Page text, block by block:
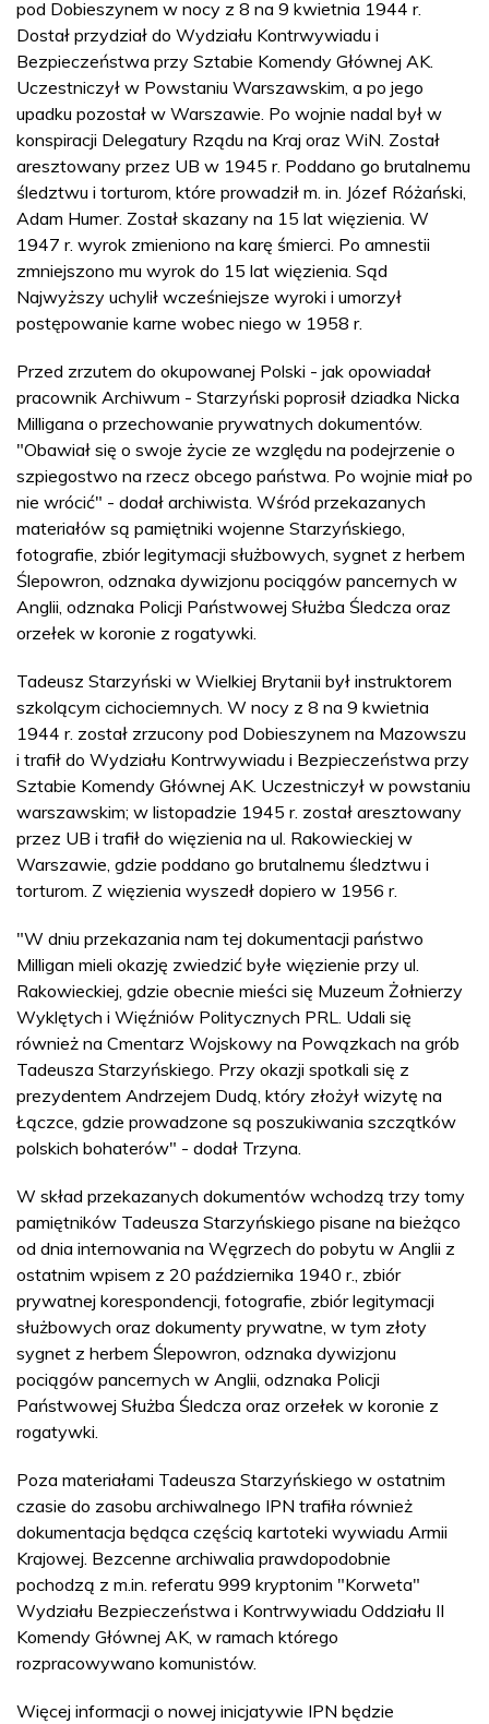
pod Dobieszynem w nocy z 8 na 9 kwietnia 1944 r.
Dostał przydział do Wydziału Kontrwywiadu i
Bezpieczeństwa przy Sztabie Komendy Głównej AK.
Uczestniczył w Powstaniu Warszawskim, a po jego
upadku pozostał w Warszawie. Po wojnie nadal był w
konspiracji Delegatury Rządu na Kraj oraz WiN. Został
aresztowany przez UB w 1945 r. Poddano go brutalnemu
śledztwu i torturom, które prowadził m. in. Józef Różański,
Adam Humer. Został skazany na 15 lat więzienia. W
1947 r. wyrok zmieniono na karę śmierci. Po amnestii
zmniejszono mu wyrok do 15 lat więzienia. Sąd
Najwyższy uchylił wcześniejsze wyroki i umorzył
postępowanie karne wobec niego w 1958 r.
Przed zrzutem do okupowanej Polski - jak opowiadał
pracownik Archiwum - Starzyński poprosił dziadka Nicka
Milligana o przechowanie prywatnych dokumentów.
"Obawiał się o swoje życie ze względu na podejrzenie o
szpiegostwo na rzecz obcego państwa. Po wojnie miał po
nie wrócić" - dodał archiwista. Wśród przekazanych
materiałów są pamiętniki wojenne Starzyńskiego,
fotografie, zbiór legitymacji służbowych, sygnet z herbem
Ślepowron, odznaka dywizjonu pociągów pancernych w
Anglii, odznaka Policji Państwowej Służba Śledcza oraz
orzełek w koronie z rogatywki.
Tadeusz Starzyński w Wielkiej Brytanii był instruktorem
szkolącym cichociemnych. W nocy z 8 na 9 kwietnia
1944 r. został zrzucony pod Dobieszynem na Mazowszu
i trafił do Wydziału Kontrwywiadu i Bezpieczeństwa przy
Sztabie Komendy Głównej AK. Uczestniczył w powstaniu
warszawskim; w listopadzie 1945 r. został aresztowany
przez UB i trafił do więzienia na ul. Rakowieckiej w
Warszawie, gdzie poddano go brutalnemu śledztwu i
torturom. Z więzienia wyszedł dopiero w 1956 r.
"W dniu przekazania nam tej dokumentacji państwo
Milligan mieli okazję zwiedzić byłe więzienie przy ul.
Rakowieckiej, gdzie obecnie mieści się Muzeum Żołnierzy
Wyklętych i Więźniów Politycznych PRL. Udali się
również na Cmentarz Wojskowy na Powązkach na grób
Tadeusza Starzyńskiego. Przy okazji spotkali się z
prezydentem Andrzejem Dudą, który złożył wizytę na
Łączce, gdzie prowadzone są poszukiwania szczątków
polskich bohaterów" - dodał Trzyna.
W skład przekazanych dokumentów wchodzą trzy tomy
pamiętników Tadeusza Starzyńskiego pisane na bieżąco
od dnia internowania na Węgrzech do pobytu w Anglii z
ostatnim wpisem z 20 października 1940 r., zbiór
prywatnej korespondencji, fotografie, zbiór legitymacji
służbowych oraz dokumenty prywatne, w tym złoty
sygnet z herbem Ślepowron, odznaka dywizjonu
pociągów pancernych w Anglii, odznaka Policji
Państwowej Służba Śledcza oraz orzełek w koronie z
rogatywki.
Poza materiałami Tadeusza Starzyńskiego w ostatnim
czasie do zasobu archiwalnego IPN trafiła również
dokumentacja będąca częścią kartoteki wywiadu Armii
Krajowej. Bezcenne archiwalia prawdopodobnie
pochodzą z m.in. referatu 999 kryptonim "Korweta"
Wydziału Bezpieczeństwa i Kontrwywiadu Oddziału II
Komendy Głównej AK, w ramach którego
rozpracowywano komunistów.
Więcej informacji o nowej inicjatywie IPN będzie